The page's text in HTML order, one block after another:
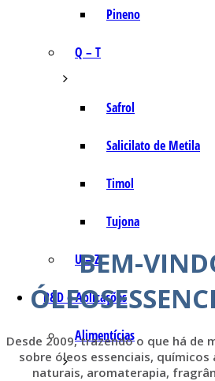
Pineno
Q – T
Safrol
Salicilato de Metila
Timol
Tujona
U – Z
P&D e Aplicações
Alimentícias
BEM-
Desde 2009, trazendo o que há de
sobre óleos essenciais,
naturais, aromaterapia,